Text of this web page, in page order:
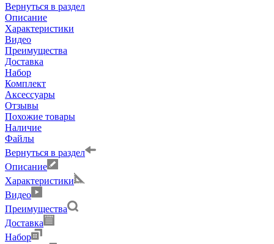
Вернуться в раздел
Описание
Характеристики
Видео
Преимущества
Доставка
Набор
Комплект
Аксессуары
Отзывы
Похожие товары
Наличие
Файлы
Вернуться в раздел
Описание
Характеристики
Видео
Преимущества
Доставка
Набор